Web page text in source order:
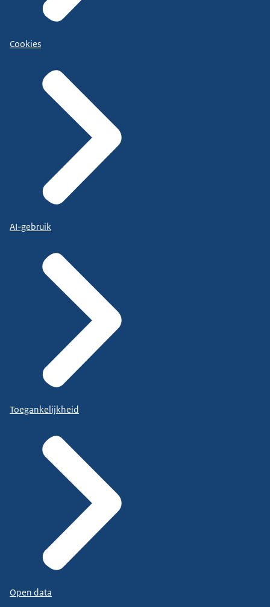
Cookies
AI-gebruik
Toegankelijkheid
Open data